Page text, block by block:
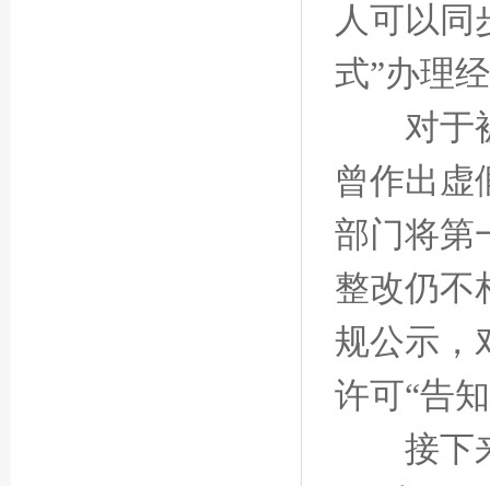
人可以同
式”办理
对于被
曾作出虚
部门将第
整改仍不
规公示，
许可“告
接下来